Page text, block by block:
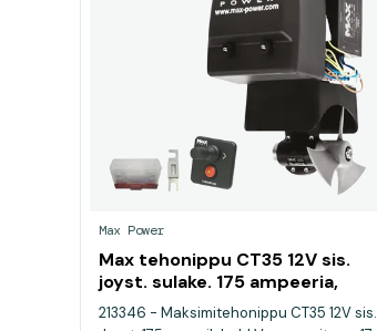
Max Power
Max tehonippu CT35 12V sis.
joyst. sulake. 175 ampeeria,
sulakkeen pito
213346 - Maksimitehonippu CT35 12V sis.